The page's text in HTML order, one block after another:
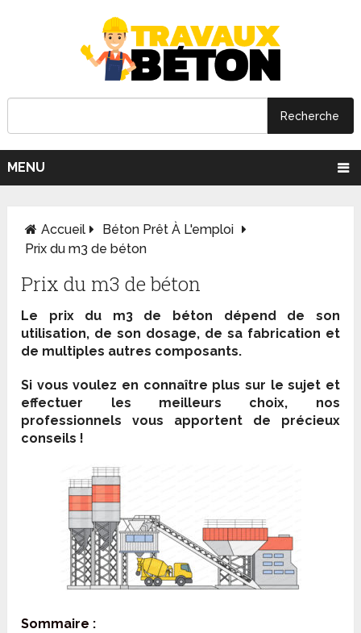
MENU
Accueil
Béton Prêt À L'emploi
Prix du m3 de béton
Prix du m3 de béton
Le prix du m3de béton dépend de son
utilisation, de son dosage, de sa fabrication et
de multiples autres composants.
Si vous voulez en connaître plus sur le sujet et
effectuer les meilleurs choix, nos
professionnels vous apportent de précieux
conseils !
Sommaire :